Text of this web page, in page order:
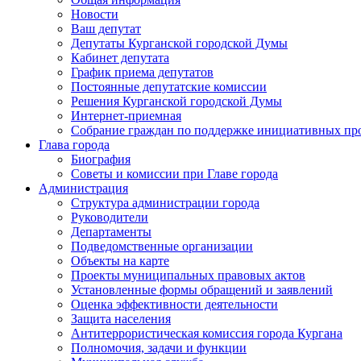
Новости
Ваш депутат
Депутаты Курганской городской Думы
Кабинет депутата
График приема депутатов
Постоянные депутатские комиссии
Решения Курганской городской Думы
Интернет-приемная
Собрание граждан по поддержке инициативных
Глава города
Биография
Советы и комиссии при Главе города
Администрация
Структура администрации города
Руководители
Департаменты
Подведомственные организации
Объекты на карте
Проекты муниципальных правовых актов
Установленные формы обращений и заявлений
Оценка эффективности деятельности
Защита населения
Антитеррористическая комиссия города Кургана
Полномочия, задачи и функции